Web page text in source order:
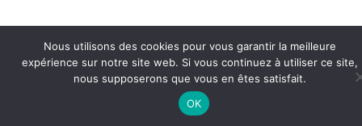
Nous utilisons des cookies pour vous garantir la meilleure
expérience sur notre site web. Si vous continuez à utiliser ce site,
nous supposerons que vous en êtes satisfait.
OK